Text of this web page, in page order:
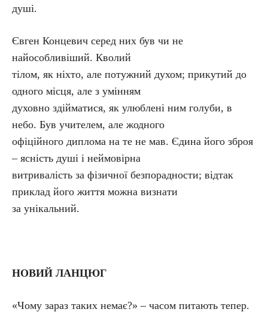
душі.
Євген Концевич серед них був чи не
найособливіший. Кволий
тілом, як ніхто, але потужний духом; прикутий до
одного місця, але з умінням
духовно здійматися, як улюблені ним голуби, в
небо. Був учителем, але жодного
офіційного диплома на те не мав. Єдина його зброя
– ясність душі і неймовірна
витривалість за фізичної безпорадности; відтак
приклад його життя можна визнати
за унікальний.
НОВИЙ ЛАНЦЮГ
«Чому зараз таких немає?» – часом питають тепер.